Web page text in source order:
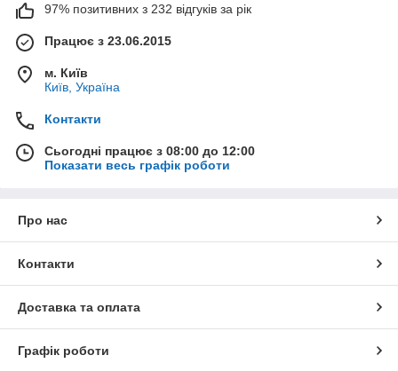
97% позитивних з 232 відгуків за рік
Працює з 23.06.2015
м. Київ
Київ, Україна
Контакти
Сьогодні працює з 08:00 до 12:00
Показати весь графік роботи
Про нас
Контакти
Доставка та оплата
Графік роботи